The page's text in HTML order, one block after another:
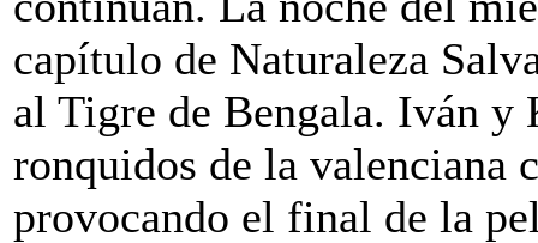
capítulo de Naturaleza
al Tigre de Bengala. Iván y
ronquidos de la valenciana
provocando el final de la